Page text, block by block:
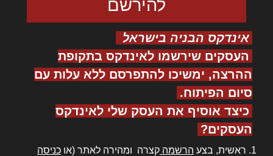
אינדקס הבניה בישראל
העסקים שירשמו לאינדקס בתקופת
ההרצה, ימשיכו להתפרסם ללא עלות עם
סיום הפיתוח.
כיצד אוסיף את העסק שלי לאינדקס
העסקים?
ראשית, בצע הרשמה קצרה ומהירה לאתר (או כניסה